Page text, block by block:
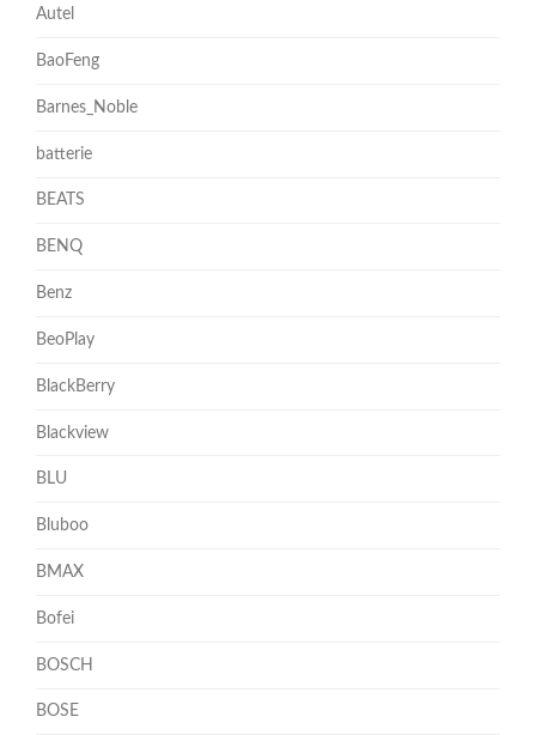
Autel
BaoFeng
Barnes_Noble
batterie
BEATS
BENQ
Benz
BeoPlay
BlackBerry
Blackview
BLU
Bluboo
BMAX
Bofei
BOSCH
BOSE